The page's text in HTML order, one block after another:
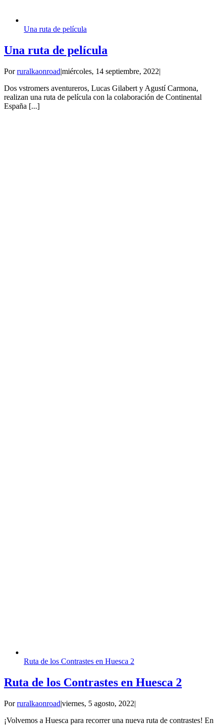
Una ruta de película
Una ruta de película
Porruralkaonroad|miércoles, 14 septiembre, 2022|
Dos vstromers aventureros, Lucas Gilabert y Agustí Carmona,
realizan una ruta de película con la colaboración de Continental
España [...]
Ruta de los Contrastes en Huesca 2
Ruta de los Contrastes en Huesca 2
Porruralkaonroad|viernes, 5 agosto, 2022|
¡Volvemos a Huesca para recorrer una nueva ruta de contrastes! En